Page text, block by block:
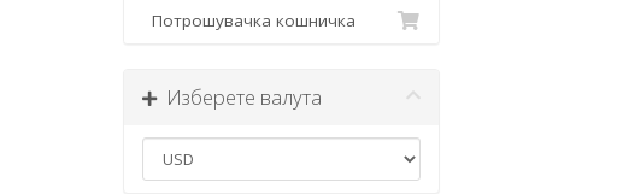
Потрошувачка кошничка
Изберете валута